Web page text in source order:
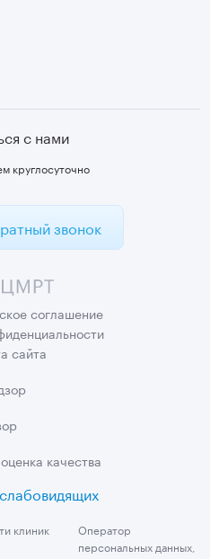
с нами
круглосуточно
звонок
соглашение
сайта
оценка качества
клиник
Оператор
персональных данных,